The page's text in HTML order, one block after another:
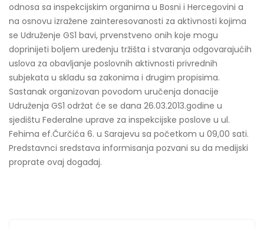
odnosa sa inspekcijskim organima u Bosni i Hercegovini a
na osnovu izražene zainteresovanosti za aktivnosti kojima
se Udruženje GS1 bavi, prvenstveno onih koje mogu
doprinijeti boljem uređenju tržišta i stvaranja odgovarajućih
uslova za obavljanje poslovnih aktivnosti privrednih
subjekata u skladu sa zakonima i drugim propisima.
Sastanak organizovan povodom uručenja donacije
Udruženja GS1 održat će se dana 26.03.2013.godine u
sjedištu Federalne uprave za inspekcijske poslove u ul.
Fehima ef.Čurčića 6. u Sarajevu sa početkom u 09,00 sati.
Predstavnci sredstava informisanja pozvani su da medijski
proprate ovaj događaj.